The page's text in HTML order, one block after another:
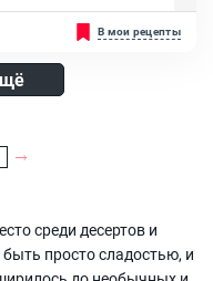
красивый и лёгкий
выпекания.
По вкусу
мусс или суфле,
белый, но можно смело
Масло сливочное,
В мои рецепты
среди десертов и
просто сладостью, и